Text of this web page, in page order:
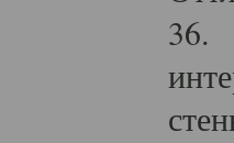
36.